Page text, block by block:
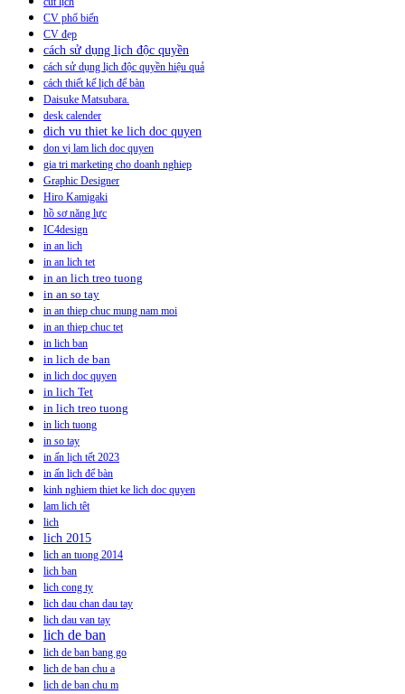
CV phổ biến
CV đẹp
cách sử dụng lịch độc quyền
cách sử dụng lịch độc quyền hiệu quả
cách thiết kế lịch để bàn
Daisuke Matsubara.
desk calender
dich vu thiet ke lich doc quyen
don vị lam lich doc quyen
gia tri marketing cho doanh nghiep
Graphic Designer
Hiro Kamigaki
hồ sơ năng lực
IC4design
in an lich
in an lich tet
in an lich treo tuong
in an so tay
in an thiep chuc mung nam moi
in an thiep chuc tet
in lich ban
in lich de ban
in lich doc quyen
in lich Tet
in lich treo tuong
in lich tuong
in so tay
in ấn lịch tết 2023
in ấn lịch để bàn
kinh nghiem thiet ke lich doc quyen
lam lich têt
lich
lich 2015
lich an tuong 2014
lich ban
lich cong ty
lich dau chan dau tay
lich dau van tay
lich de ban
lich de ban bang go
lich de ban chu a
lich de ban chu m